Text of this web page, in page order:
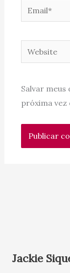
Email*
Website
Salvar
próxima vez
Jackie